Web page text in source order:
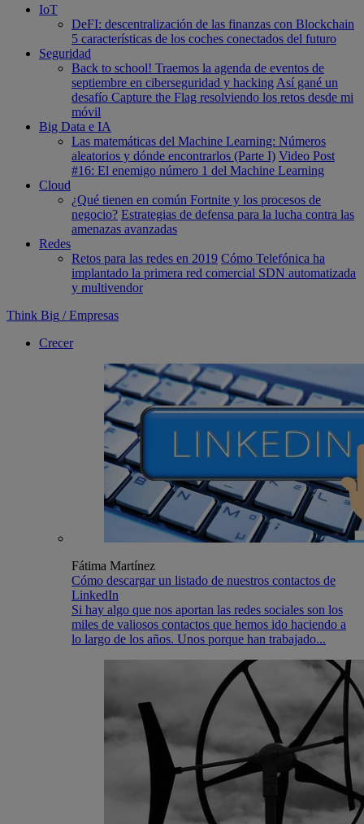
IoT
DeFI: descentralización de las finanzas con Blockchain
5 características de los coches conectados del futuro
Seguridad
Back to school! Traemos la agenda de eventos de
septiembre en ciberseguridad y hacking Así gané un
desafío Capture the Flag resolviendo los retos desde mi
móvil
Big Data e IA
Las matemáticas del Machine Learning: Números
aleatorios y dónde encontrarlos (Parte I) Video Post
#16: El enemigo número 1 del Machine Learning
Cloud
¿Qué tienen en común Fortnite y los procesos de
negocio? Estrategias de defensa para la lucha contra las
amenazas avanzadas
Redes
Retos para las redes en 2019 Cómo Telefónica ha
implantado la primera red comercial SDN automatizada
y multivendor
Think Big / Empresas
Crecer
Fátima Martínez
Cómo descargar un listado de nuestros contactos de
LinkedIn
Si hay algo que nos aportan las redes sociales son los
miles de valiosos contactos que hemos ido haciendo a
lo largo de los años. Unos porque han trabajado...